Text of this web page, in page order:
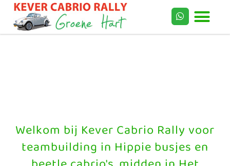
Welkom bij Kever Cabrio Rally voor
teambuilding in Hippie busjes en